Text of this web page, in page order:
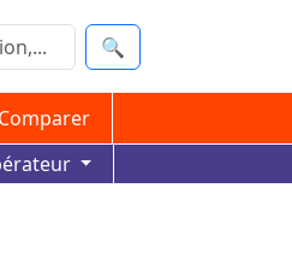
🔍
Comparer